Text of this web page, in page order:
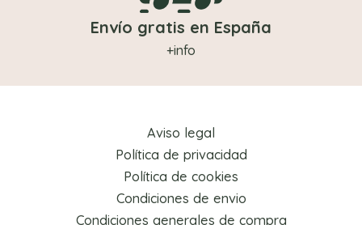
Envío gratis en España
+info
Aviso legal
Política de privacidad
Política de cookies
Condiciones de envio
Condiciones generales de compra